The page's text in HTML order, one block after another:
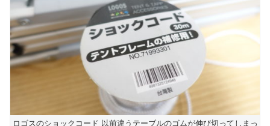
ロゴスのショックコード 以前違うテーブルのゴムが伸び切ってしまっ